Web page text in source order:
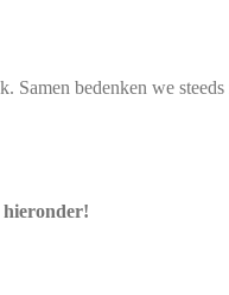
bedenken we
hieronder!